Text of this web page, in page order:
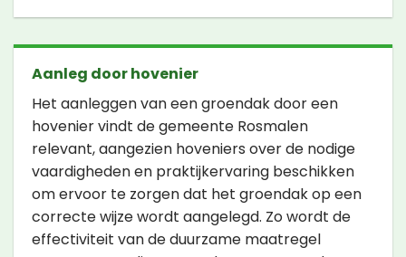
Aanleg door hovenier
Het aanleggen van een groendak door een
hovenier vindt de gemeente Rosmalen
relevant, aangezien hoveniers over de nodige
vaardigheden en praktijkervaring beschikken
om ervoor te zorgen dat het groendak op een
correcte wijze wordt aangelegd. Zo wordt de
effectiviteit van de duurzame maatregel